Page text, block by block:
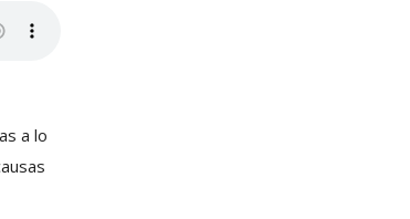
a lo